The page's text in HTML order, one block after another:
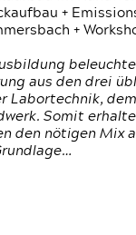
+
+
aus den drei
Labortechnik,
Somit
den nötigen Mix